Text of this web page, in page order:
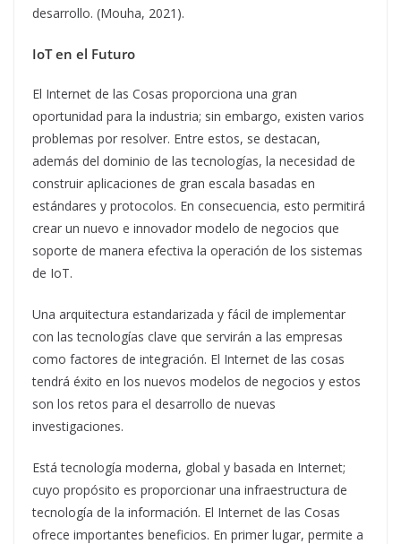
desarrollo. (Mouha, 2021).
IoT en el Futuro
El Internet de las Cosas proporciona una gran
oportunidad para la industria; sin embargo, existen varios
problemas por resolver. Entre estos, se destacan,
además del dominio de las tecnologías, la necesidad de
construir aplicaciones de gran escala basadas en
estándares y protocolos. En consecuencia, esto permitirá
crear un nuevo e innovador modelo de negocios que
soporte de manera efectiva la operación de los sistemas
de IoT.
Una arquitectura estandarizada y fácil de implementar
con las tecnologías clave que servirán a las empresas
como factores de integración. El Internet de las cosas
tendrá éxito en los nuevos modelos de negocios y estos
son los retos para el desarrollo de nuevas
investigaciones.
Está tecnología moderna, global y basada en Internet;
cuyo propósito es proporcionar una infraestructura de
tecnología de la información. El Internet de las Cosas
ofrece importantes beneficios. En primer lugar, permite a